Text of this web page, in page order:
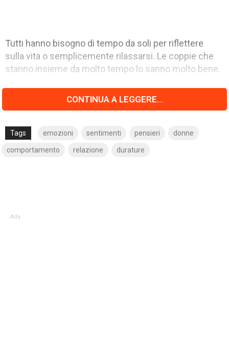
Tutti hanno bisogno di tempo da soli per riflettere
sulla vita o semplicemente rilassarsi. Le coppie che
stanno insieme da molto tempo lo sanno molto bene.
CONTINUA A LEGGERE...
Tags emozioni sentimenti pensieri donne
comportamento relazione durature
Ads